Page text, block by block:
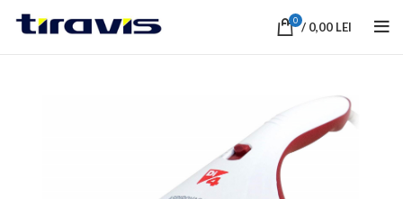
0 / 0,00 LEI